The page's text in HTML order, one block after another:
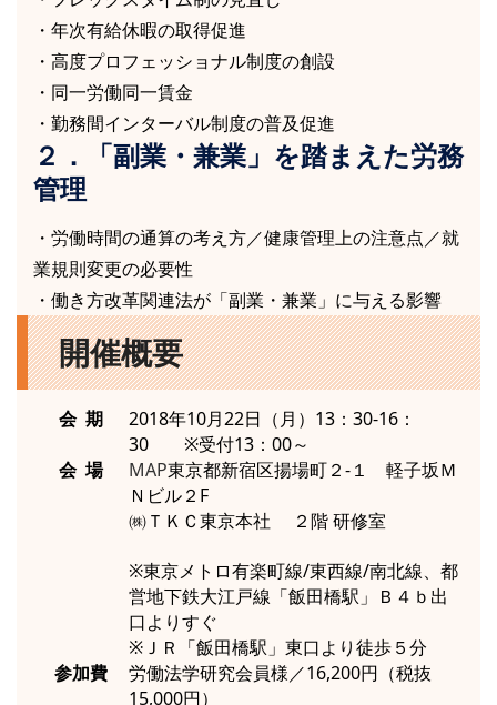
・年次有給休暇の取得促進
・高度プロフェッショナル制度の創設
・同一労働同一賃金
・勤務間インターバル制度の普及促進
２．
「副業・兼業」を踏まえた労務
管理
・労働時間の通算の考え方／健康管理上の注意点／就
業規則変更の必要性
・働き方改革関連法が「副業・兼業」に与える影響
開催概要
会 期
2018年10月22日（月）13：30-16：
30 ※受付13：00～
会 場
MAP東京都新宿区揚場町２-１ 軽子坂Ｍ
Ｎビル２F
㈱ＴＫＣ東京本社 ２階 研修室
※東京メトロ有楽町線/東西線/南北線、都
営地下鉄大江戸線「飯田橋駅」Ｂ４ｂ出
口よりすぐ
※ＪＲ「飯田橋駅」東口より徒歩５分
参加費
労働法学研究会員様／16,200円（税抜
15,000円）